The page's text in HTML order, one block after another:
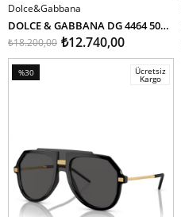
SEPETE EKLE
Dolce&Gabbana
DOLCE & GABBANA DG 4464 502/73 56
₺12.740,00
₺18.200,00
%30
Ücretsiz
Kargo